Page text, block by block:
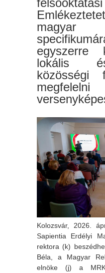
magyar
lokális
közösségi
megfelelni
Kolozsvár, 2026.
Sapientia Erdélyi
rektora (k)
Béla, a Magyar
elnöke (j) a